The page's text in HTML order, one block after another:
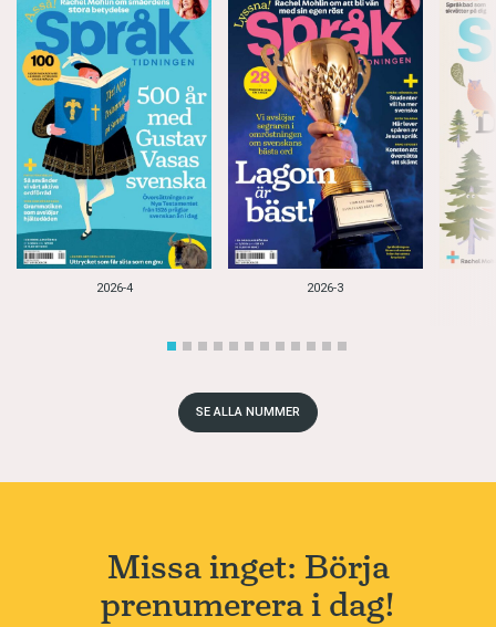
2026-4 2026-3
SE ALLA NUMMER
Missa inget: Börja
prenumerera i dag!